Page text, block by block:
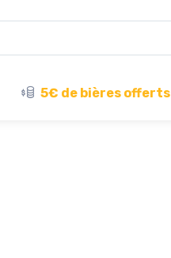
5€ de bières offerts